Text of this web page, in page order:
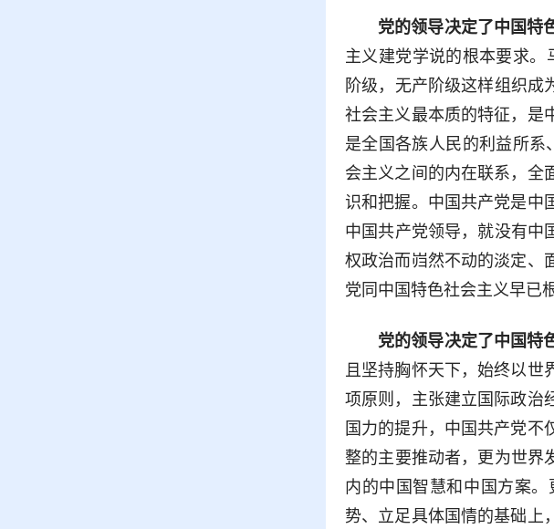
党的领导决定了中国特
主义建党学说的根本要求
阶级，无产阶级这样组织成
社会主义最本质的特征，是
是全国各族人民的利益所系
会主义之间的内在联系，全
识和把握。中国共产党是中
中国共产党领导，就没有中
权政治而岿然不动的淡定、
党同中国特色社会主义早已
党的领导决定了中国特
且坚持胸怀天下，始终以
项原则，主张建立国际政治
国力的提升，中国共产党不
整的主要推动者，更为世界
内的中国智慧和中国方案
势、立足具体国情的基础上